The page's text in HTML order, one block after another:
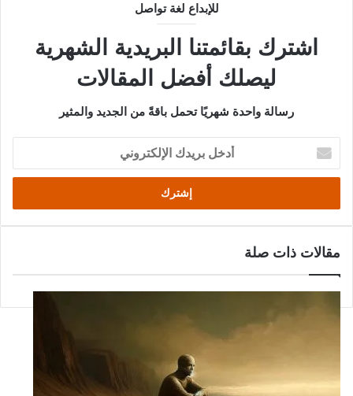
للإبداع لغة تواصل
اشترك بقائمتنا البريدية الشهرية
ليصلك أفضل المقالات
رسالة واحدة شهريًا تحمل باقةً من الجديد والمثير
أدخل
بريدك
الإلكتروني
مقالات ذات صلة